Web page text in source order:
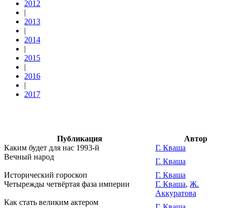
2012
|
2013
|
2014
|
2015
|
2016
|
2017
Публикация
Автор
Каким будет для нас 1993-й
Г. Кваша
Вечный народ
Г. Кваша
Исторический гороскоп
Г. Кваша
Четырежды четвёртая фаза империи
Г. Кваша, Ж.
Аккуратова
Как стать великим актером